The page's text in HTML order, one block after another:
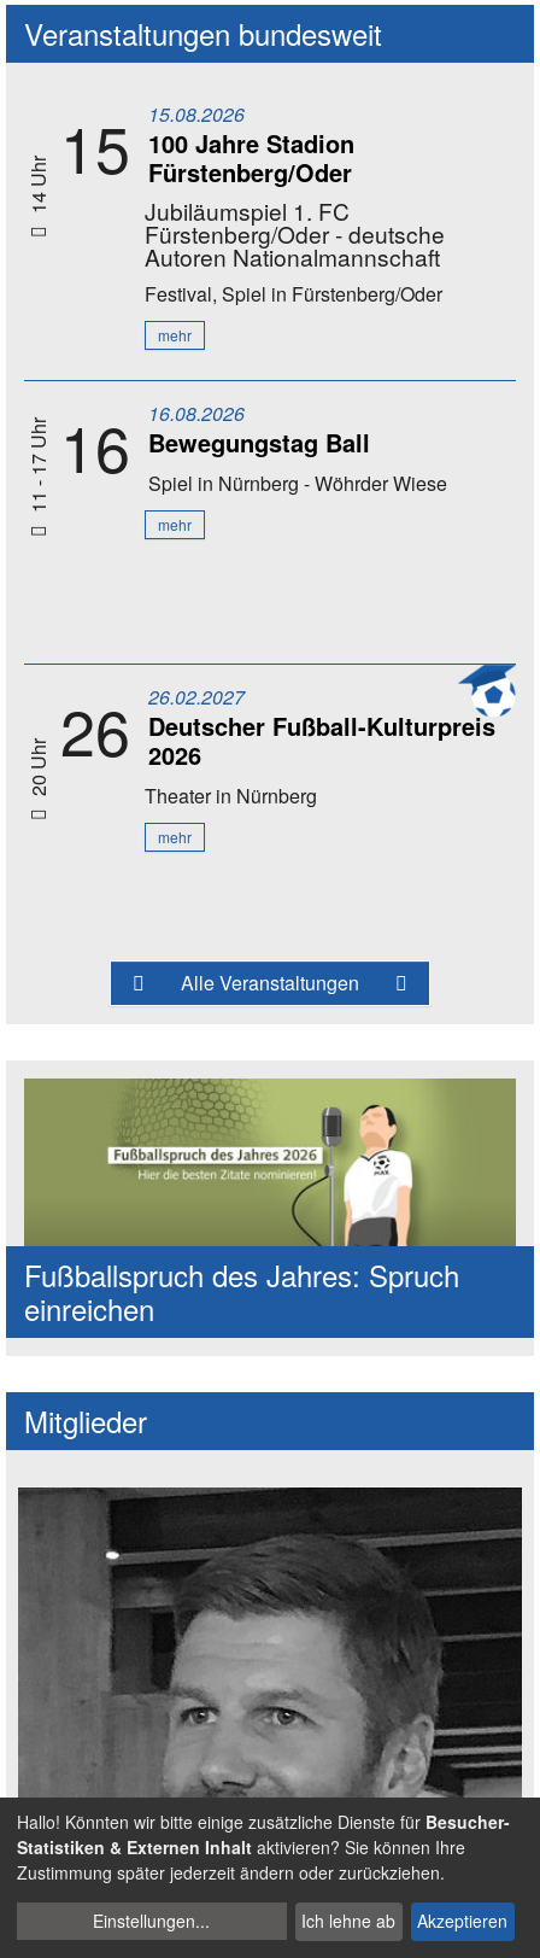
Veranstaltungen bundesweit
14 Uhr 15 15.08.2026
100 Jahre Stadion
Fürstenberg/Oder
Jubiläumspiel 1. FC
Fürstenberg/Oder - deutsche
Autoren Nationalmannschaft
Festival, Spiel in Fürstenberg/Oder
mehr
11 - 17 Uhr 16 16.08.2026
Bewegungstag Ball
Spiel in Nürnberg - Wöhrder Wiese
mehr
20 Uhr 26 26.02.2027
Deutscher Fußball-Kulturpreis
2026
Theaterin Nürnberg
mehr
Alle Veranstaltungen
Fußballspruch des Jahres: Spruch
einreichen
Mitglieder
Cookies
verwalten
Hallo! Könnten wir bitte einige zusätzliche Dienste für Besucher-
Statistiken & Externen Inhalt aktivieren? Sie können Ihre
Zustimmung später jederzeit ändern oder zurückziehen.
Einstellungen... Ich lehne ab Akzeptieren